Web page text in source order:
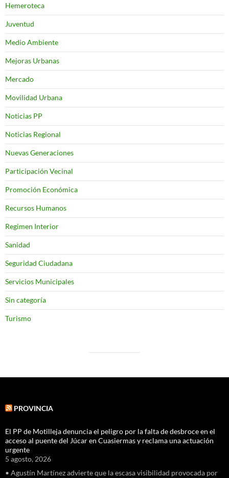
Hemeroteca
Juventud
Medio Ambiente
Mejoras Urbanas
Mercado
Movilidad Urbana
Noticias PP
Noticias Regional
Nuevas Generaciones
Participación Vecinal
Promoción Económica
Recursos Humanos
Regimen Interior
Sanidad
Seguridad Ciudadana
Servicios Municipales
Sin categoría
Turismo
PROVINCIA
El PP de Motilleja denuncia el peligro por la falta de desbroce en el
acceso al puente del Júcar en Cuasiermas y reclama una actuación
urgente
5 agosto, 2026
• Agustín Martínez advierte que la escasa visibilidad provocada por